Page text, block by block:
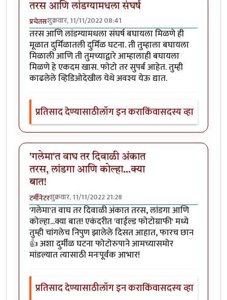
तरस आणि लांडग्यामधला संघर्ष
प्रचेतसशुक्रवार, 11/11/2022 08:41
तरस आणि लांडग्यामधला संघर्ष बघायला मिळणे ही
मूळात दुर्मिळातली दुर्मिळ घटना. ती तुम्हाला बघायला
मिळाली आणि ती तुमच्याद्वारे आम्हालाही बघायला
मिळणे हे एकदम खास. फोटो तर सुपर्ब आहेत. तुम्ही
काढलेले व्हिडिओदेखील येथे अवश्य येऊ द्यात.
प्रतिसाद देण्यासाठीलॉग इन कराकिंवासदस्य व्हा
'गलेमा'त वाघ तर दिवाळी अंकात
तरस, लांडगा आणि कोल्हा...क्या
बात!
टर्मीनेटरशुक्रवार, 11/11/2022 21:28
'गलेमा'त वाघ तर दिवाळी अंकात तरस, लांडगा आणि
कोल्हा...क्या बात! एकंदरीत 'वाईल्ड फोटोग्राफी' मध्ये
तुम्ही चांगलेच निपुण झालेले दिसत आहात, फारच छान
👍 अशा दुर्मीळ घटना फोटोरुपाने आमच्यासमोर
मांडल्यात त्यासाठी मनःपूर्वक आभार!
प्रतिसाद देण्यासाठीलॉग इन कराकिंवासदस्य व्हा